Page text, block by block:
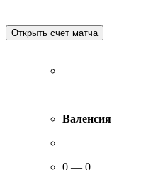
Валенсия
0 — 0